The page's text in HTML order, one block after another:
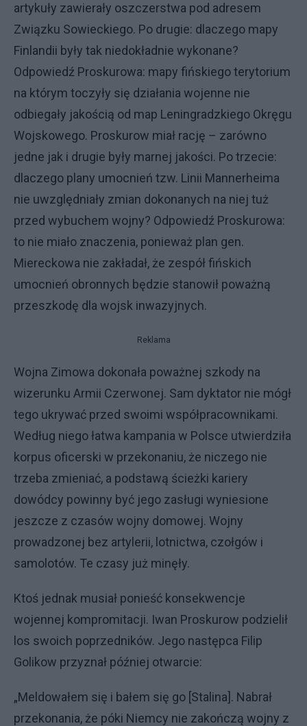
artykuły zawierały oszczerstwa pod adresem
Związku Sowieckiego. Po drugie: dlaczego mapy
Finlandii były tak niedokładnie wykonane?
Odpowiedź Proskurowa: mapy fińskiego terytorium
na którym toczyły się działania wojenne nie
odbiegały jakością od map Leningradzkiego Okręgu
Wojskowego. Proskurow miał rację – zarówno
jedne jak i drugie były marnej jakości. Po trzecie:
dlaczego plany umocnień tzw. Linii Mannerheima
nie uwzględniały zmian dokonanych na niej tuż
przed wybuchem wojny? Odpowiedź Proskurowa:
to nie miało znaczenia, ponieważ plan gen.
Miereckowa nie zakładał, że zespół fińskich
umocnień obronnych będzie stanowił poważną
przeszkodę dla wojsk inwazyjnych.
Reklama
Wojna Zimowa dokonała poważnej szkody na
wizerunku Armii Czerwonej. Sam dyktator nie mógł
tego ukrywać przed swoimi współpracownikami.
Według niego łatwa kampania w Polsce utwierdziła
korpus oficerski w przekonaniu, że niczego nie
trzeba zmieniać, a podstawą ścieżki kariery
dowódcy powinny być jego zasługi wyniesione
jeszcze z czasów wojny domowej. Wojny
prowadzonej bez artylerii, lotnictwa, czołgów i
samolotów. Te czasy już minęły.
Ktoś jednak musiał ponieść konsekwencje
wojennej kompromitacji. Iwan Proskurow podzielił
los swoich poprzedników. Jego następca Filip
Golikow przyznał później otwarcie:
„Meldowałem się i bałem się go [Stalina]. Nabrał
przekonania, że póki Niemcy nie zakończą wojny z